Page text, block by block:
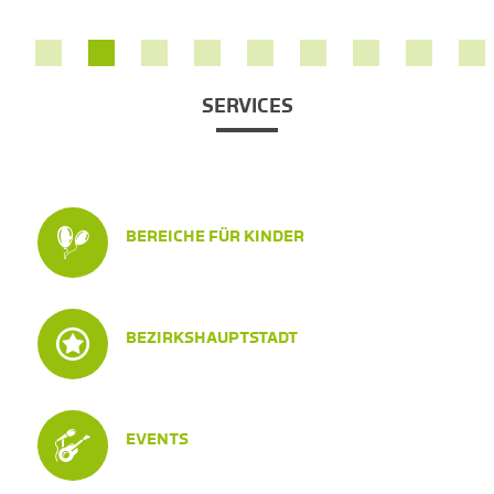
SERVICES
BEREICHE FÜR KINDER
BEZIRKSHAUPTSTADT
EVENTS